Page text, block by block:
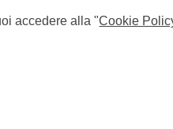
accedere alla "Cookie